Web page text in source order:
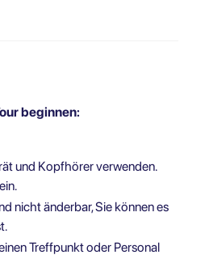
beginnen:
und Kopfhörer verwenden.
nicht änderbar, Sie können es
Treffpunkt oder Personal